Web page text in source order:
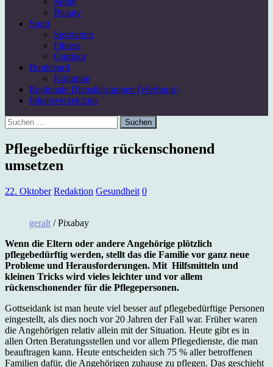
Beauty
Sport
Sportarten
Fitness
Outdoor
Boulevard
Kolumne
Regionale Dienstleistungen (Werbung)
Inhaltsverzeichnis
Suchen
nach:
Pflegebedürftige rückenschonend
umsetzen
22. Oktober Redaktion Gesundheit 0
geralt / Pixabay
Wenn die Eltern oder andere Angehörige plötzlich
pflegebedürftig werden, stellt das die Familie vor ganz neue
Probleme und Herausforderungen. Mit Hilfsmitteln und
kleinen Tricks wird vieles leichter und vor allem
rückenschonender für die Pflegepersonen.
Gottseidank ist man heute viel besser auf pflegebedürftige Personen
eingestellt, als dies noch vor 20 Jahren der Fall war. Früher waren
die Angehörigen relativ allein mit der Situation. Heute gibt es in
allen Orten Beratungsstellen und vor allem Pflegedienste, die man
beauftragen kann. Heute entscheiden sich 75 % aller betroffenen
Familien dafür, die Angehörigen zuhause zu pflegen. Das geschieht